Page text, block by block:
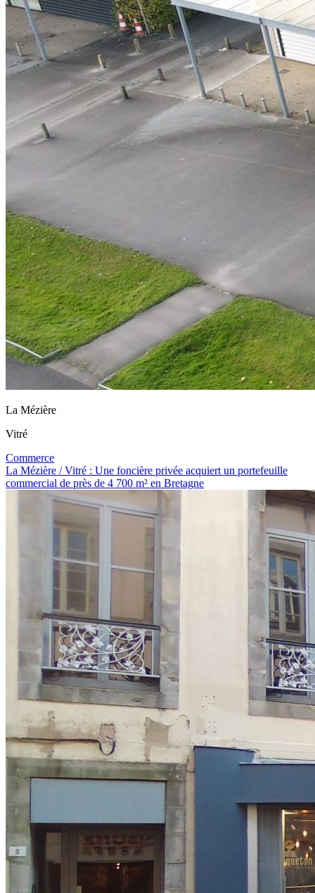
La Mézière
Vitré
Commerce
La Mézière / Vitré : Une foncière privée acquiert un portefeuille
commercial de près de 4 700 m² en Bretagne